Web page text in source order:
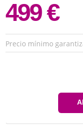
499 €
Precio mínimo